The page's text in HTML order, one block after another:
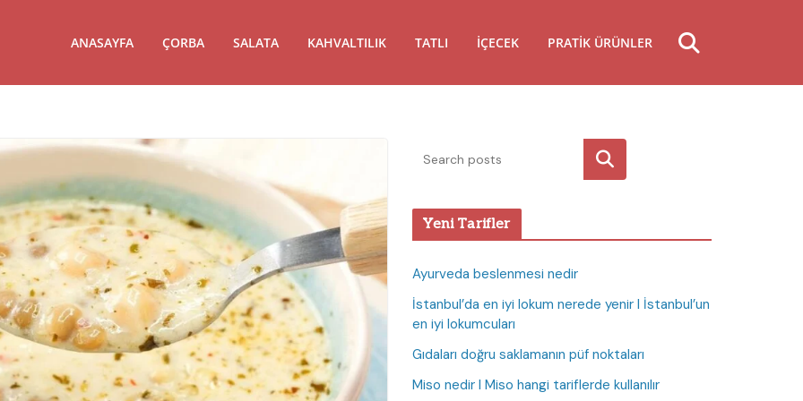
ANASAYFA ÇORBA SALATA KAHVALTILIK TATLI İÇECEK PRATIK ÜRÜNLER
Ara
Yeni Tarifler
Ayurveda beslenmesi nedir
İstanbul’da en iyi lokum nerede yenir I İstanbul’un
en iyi lokumcuları
Gıdaları doğru saklamanın püf noktaları
Miso nedir I Miso hangi tariflerde kullanılır